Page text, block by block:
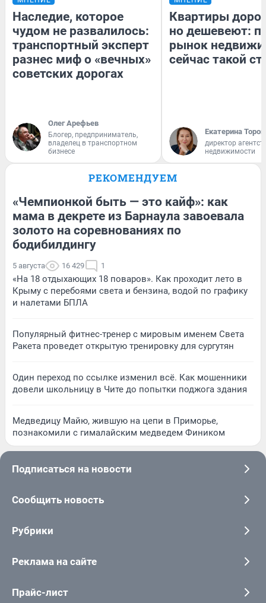
Наследие, которое
чудом не развалилось:
транспортный эксперт
разнес миф о «вечных»
советских дорогах
Олег Арефьев
Блогер, предприниматель,
владелец в транспортном
бизнесе
Квартиры
но дешевеют:
рынок
сейчас такой
Екатерина
директор
недвижимости
РЕКОМЕНДУЕМ
«Чемпионкой быть — это кайф»: как
мама в декрете из Барнаула завоевала
золото на соревнованиях по
бодибилдингу
5 августа 16 429 1
«На 18 отдыхающих 18 поваров». Как проходит лето в
Крыму с перебоями света и бензина, водой по графику
и налетами БПЛА
Популярный фитнес-тренер с мировым именем Света
Ракета проведет открытую тренировку для сургутян
Один переход по ссылке изменил всё. Как мошенники
довели школьницу в Чите до попытки поджога здания
Медведицу Майю, жившую на цепи в Приморье,
познакомили с гималайским медведем Фиником
Подписаться на новости
Сообщить новость
Рубрики
Реклама на сайте
Прайс-лист